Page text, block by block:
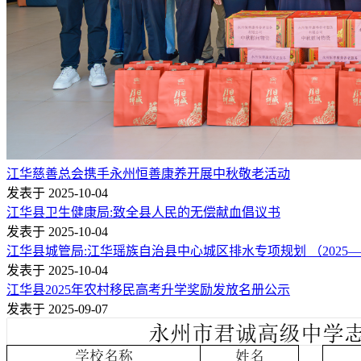
江华慈善总会携手永州恒善康养开展中秋敬老活动
发表于 2025-10-04
江华县卫生健康局:致全县人民的无偿献血倡议书
发表于 2025-10-04
江华县城管局:江华瑶族自治县中心城区排水专项规划 （
发表于 2025-10-04
江华县2025年农村移民高考升学奖励发放名册公示
发表于 2025-09-07